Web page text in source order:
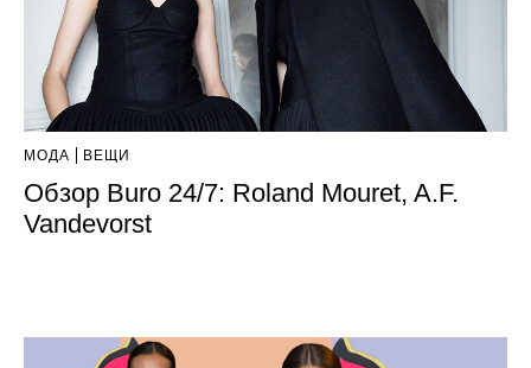
МОДА ВЕЩИ
Обзор Buro 24/7: Roland Mouret, A.F.
Vandevorst